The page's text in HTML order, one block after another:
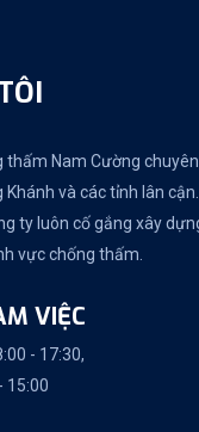
thấm Nam Cường
và các tỉnh lân
ty luôn cố gắng xây
vực chống thấm.
VIỆC
- 17:30,
15:00